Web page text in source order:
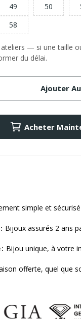
49 50
58
— si une taille
du délai.
Ajouter
Acheter
simple et sécurisé
Bijoux assurés 2 ans
Bijou unique, à votre
offerte, quel que